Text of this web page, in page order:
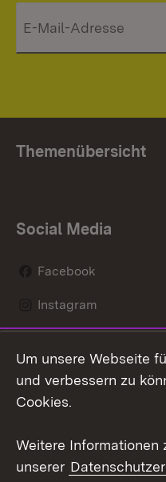
Themenübersicht
Social Media
Facebook
Instagram
Mastodon
Youtube
Kontakt
Um unsere Webseite
und verbessern zu
Cookies.
Weitere Informationen
unserer